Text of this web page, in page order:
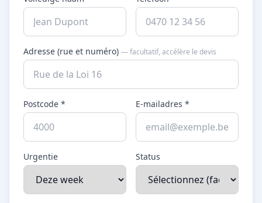
Adresse (rue et numéro) — facultatif, accélère le devis
Postcode * E-mailadres *
Urgentie Status